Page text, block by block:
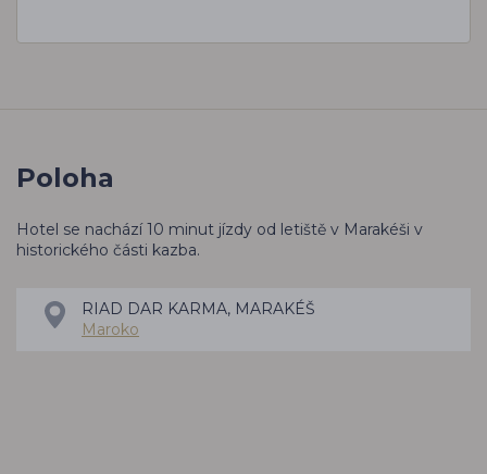
Poloha
Hotel se nachází 10 minut jízdy od letiště v Marakéši v
historického části kazba.
RIAD DAR KARMA, MARAKÉŠ
Maroko